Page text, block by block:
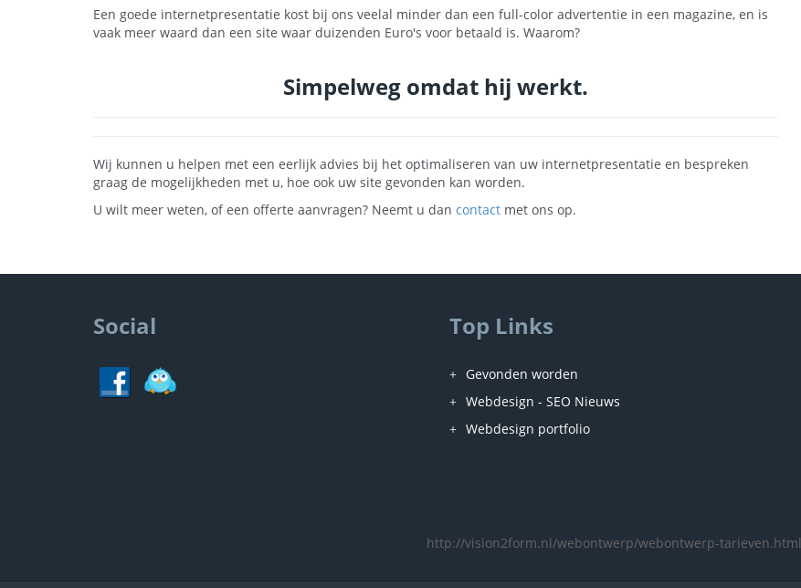
Een goede internetpresentatie kost bij ons veelal minder dan een full-color advertentie in een magazine, en is
vaak meer waard dan een site waar duizenden Euro's voor betaald is. Waarom?
Simpelweg omdat hij werkt.
Wij kunnen u helpen met een eerlijk advies bij het optimaliseren van uw internetpresentatie en bespreken
graag de mogelijkheden met u, hoe ook uw site gevonden kan worden.
U wilt meer weten, of een offerte aanvragen? Neemt u dan contact met ons op.
Social Top Links
Gevonden worden
Webdesign - SEO Nieuws
Webdesign portfolio
http://vision2form.nl/webontwerp/webontwerp-tarieven.html